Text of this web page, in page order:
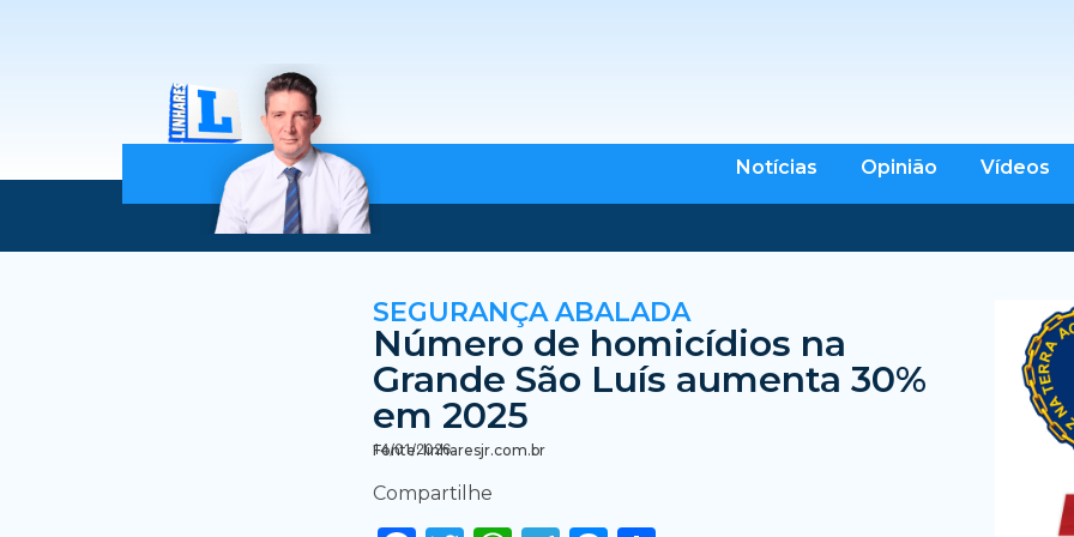
Notícias Opinião Vídeos
SEGURANÇA ABALADA
Número de homicídios na
Grande São Luís aumenta 30%
em 2025
Fonte: linharesjr.com.br
14/01/2026
Compartilhe